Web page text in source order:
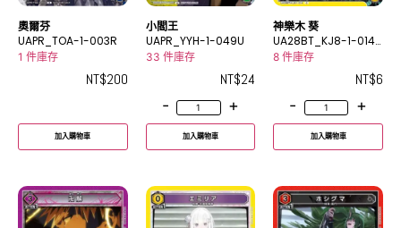
奧爾芬
UAPR_TOA-1-003R
1 件庫存
NT$200
加入購物車
小閻王
UAPR_YYH-1-049U
33 件庫存
NT$24
-
+
加入購物車
神樂木 葵
UA28BT_KJ8-1-014
C
8 件庫存
NT$6
-
+
加入購物車